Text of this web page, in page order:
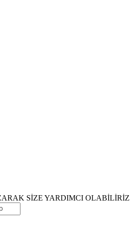
SİZE YARDIMCI OLABİLİRİZ